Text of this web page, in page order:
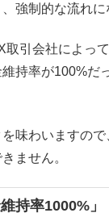
強制的な流れ
取引会社によっ
持率が100%だ
味わいますの
ません。
持率1000%」